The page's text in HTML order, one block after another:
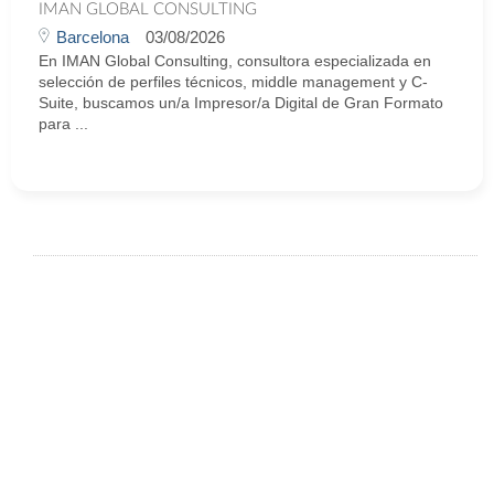
IMAN GLOBAL CONSULTING
Barcelona 03/08/2026
En IMAN Global Consulting, consultora especializada en
selección de perfiles técnicos, middle management y C-
Suite, buscamos un/a Impresor/a Digital de Gran Formato
para ...